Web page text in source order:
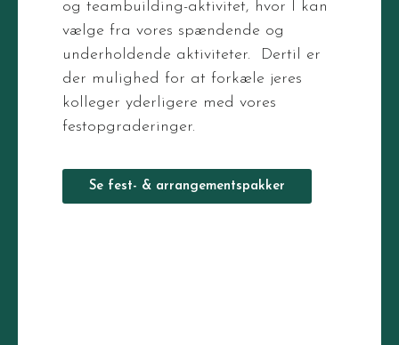
og teambuilding-aktivitet, hvor I kan
vælge fra vores spændende og
underholdende aktiviteter. Dertil er
der mulighed for at forkæle jeres
kolleger yderligere med vores
festopgraderinger.
Se fest- & arrangementspakker